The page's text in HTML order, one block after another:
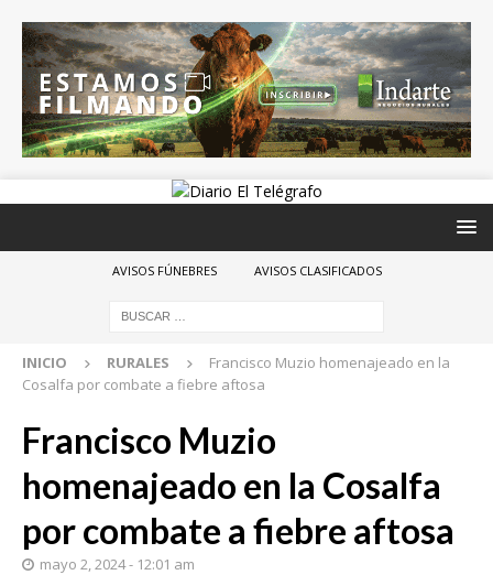
AVISOS FÚNEBRES AVISOS CLASIFICADOS
INICIO RURALES
Francisco Muzio homenajeado en la
Cosalfa por combate a fiebre aftosa
Francisco Muzio
homenajeado en la Cosalfa
por combate a fiebre aftosa
mayo 2, 2024 - 12:01 am